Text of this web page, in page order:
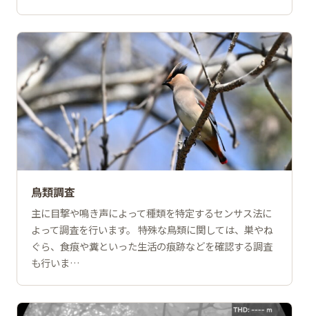
鳥類調査
主に目撃や鳴き声によって種類を特定するセンサス法に
よって調査を行います。 特殊な鳥類に関しては、巣やね
ぐら、食痕や糞といった生活の痕跡などを確認する調査
も行いま…